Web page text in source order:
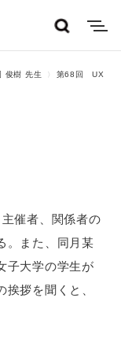
俊樹 先生
第68回 UX
催者、関係者の
。また、同月某
子大学の学生が
拶を聞くと、